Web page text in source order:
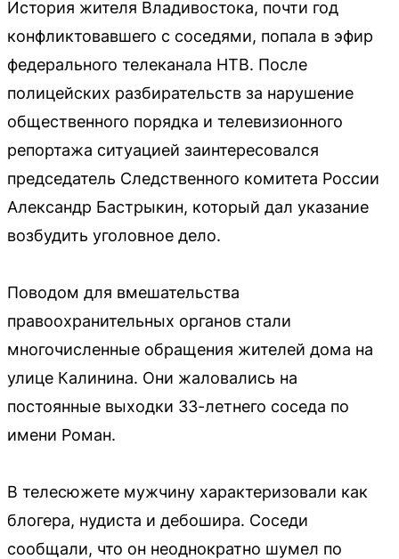
История жителя Владивостока, почти год
конфликтовавшего с соседями, попала в эфир
федерального телеканала НТВ. После
полицейских разбирательств за нарушение
общественного порядка и телевизионного
репортажа ситуацией заинтересовался
председатель Следственного комитета России
Александр Бастрыкин, который дал указание
возбудить уголовное дело.
Поводом для вмешательства
правоохранительных органов стали
многочисленные обращения жителей дома на
улице Калинина. Они жаловались на
постоянные выходки 33-летнего соседа по
имени Роман.
В телесюжете мужчину характеризовали как
блогера, нудиста и дебошира. Соседи
сообщали, что он неоднократно шумел по